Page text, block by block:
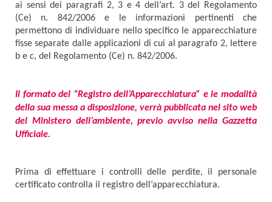
ai sensi dei paragrafi 2, 3 e 4 dell’art. 3 del Regolamento
(Ce) n. 842/2006 e le informazioni pertinenti che
permettono di individuare nello specifico le apparecchiature
fisse separate dalle applicazioni di cui al paragrafo 2, lettere
b e c, del Regolamento (Ce) n. 842/2006.
Il formato del “Registro dell’Apparecchiatura” e le modalità
della sua messa a disposizione, verrà pubblicata nel sito web
del Ministero dell’ambiente, previo avviso nella Gazzetta
Ufficiale.
Prima di effettuare i controlli delle perdite, il personale
certificato controlla il registro dell’apparecchiatura.